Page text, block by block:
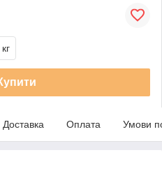
Доставка Оплата Умови